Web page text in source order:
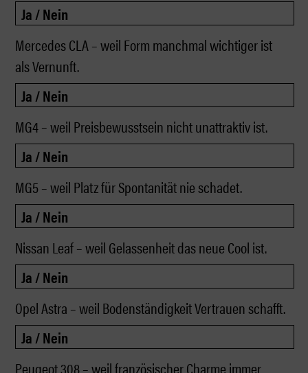
Mercedes CLA – weil Form manchmal wichtiger ist
als Vernunft.
MG4 – weil Preisbewusstsein nicht unattraktiv ist.
MG5 – weil Platz für Spontanität nie schadet.
Nissan Leaf – weil Gelassenheit das neue Cool ist.
Opel Astra – weil Bodenständigkeit Vertrauen schafft.
Peugeot 308 – weil französischer Charme immer